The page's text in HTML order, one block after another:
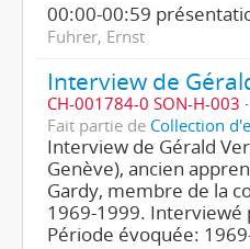
00:00-00:59
Fuhrer, Ernst
Interview de
CH-001784-0 SON-H-003
Fait partie de Collection
Interview de Gérald
Genève), ancien
Gardy, membre de la
1969-1999. Interviewé
Période évoquée: